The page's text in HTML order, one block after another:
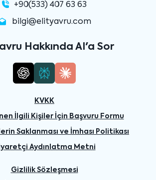
+90(533) 407 63 63
bilgi@elityavru.com
Hakkında AI'a Sor
KVKK
İlgili Kişiler İçin Başvuru Formu
Saklanması ve İmhası Politikası
Aydınlatma Metni
Gizlilik Sözleşmesi